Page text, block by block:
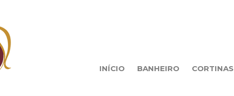
INÍCIO BANHEIRO CORTINAS